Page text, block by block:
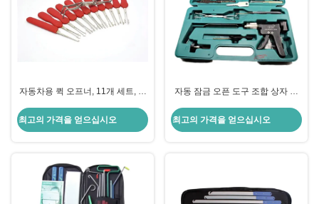
자동차용 퀵 오프너, 11개 세트, 잠
최고의 가격을 얻으십시오
자동 잠금 오픈 도구 조합 상자 다
최고의 가격을 얻으십시오